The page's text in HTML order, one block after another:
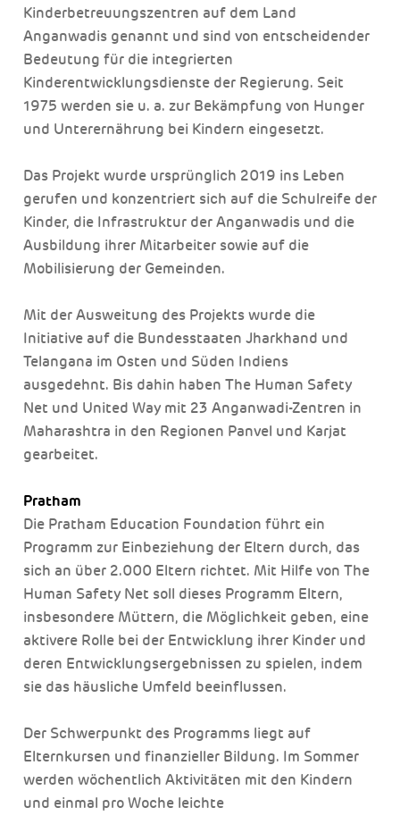
Kinderbetreuungszentren auf dem Land
Anganwadis genannt und sind von entscheidender
Bedeutung für die integrierten
Kinderentwicklungsdienste der Regierung. Seit
1975 werden sie u. a. zur Bekämpfung von Hunger
und Unterernährung bei Kindern eingesetzt.
Das Projekt wurde ursprünglich 2019 ins Leben
gerufen und konzentriert sich auf die Schulreife der
Kinder, die Infrastruktur der Anganwadis und die
Ausbildung ihrer Mitarbeiter sowie auf die
Mobilisierung der Gemeinden.
Mit der Ausweitung des Projekts wurde die
Initiative auf die Bundesstaaten Jharkhand und
Telangana im Osten und Süden Indiens
ausgedehnt. Bis dahin haben The Human Safety
Net und United Way mit 23 Anganwadi-Zentren in
Maharashtra in den Regionen Panvel und Karjat
gearbeitet.
Pratham
Die Pratham Education Foundation führt ein
Programm zur Einbeziehung der Eltern durch, das
sich an über 2.000 Eltern richtet. Mit Hilfe von The
Human Safety Net soll dieses Programm Eltern,
insbesondere Müttern, die Möglichkeit geben, eine
aktivere Rolle bei der Entwicklung ihrer Kinder und
deren Entwicklungsergebnissen zu spielen, indem
sie das häusliche Umfeld beeinflussen.
Der Schwerpunkt des Programms liegt auf
Elternkursen und finanzieller Bildung. Im Sommer
werden wöchentlich Aktivitäten mit den Kindern
und einmal pro Woche leichte